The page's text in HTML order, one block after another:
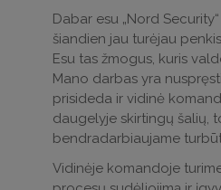
Dabar esu „Nord Security“
šiandien jau turėjau
Esu tas žmogus, kuris
Mano darbas yra
prisideda ir vidinė
daugelyje skirtingų šalių,
bendradarbiaujame
Vidinėje komandoje